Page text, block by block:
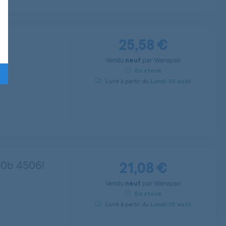
25,58 €
Vendu neuf par Werepair
En stock
Livré à partir du Lundi 10 août
21,08 €
Vendu neuf par Werepair
En stock
Livré à partir du Lundi 10 août